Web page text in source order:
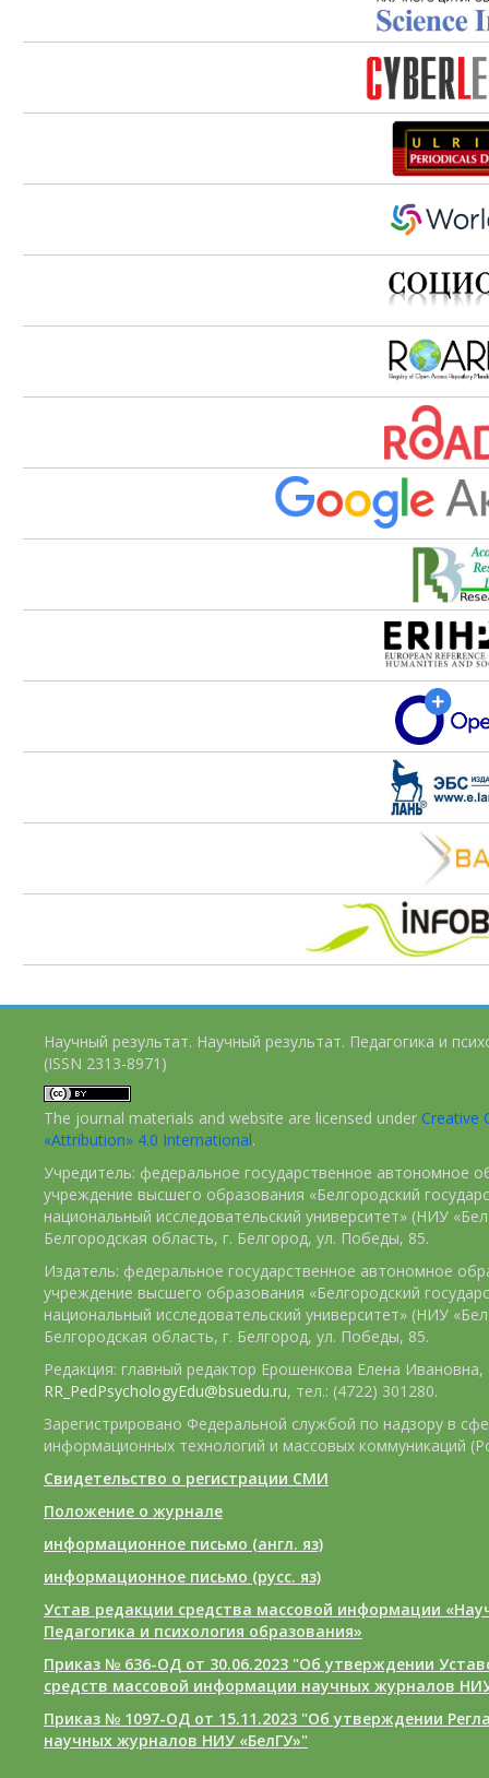
Научный результат. Научный результат. Педагогика и
(ISSN 2313-8971)
The journal materials and website are licensed under Creative
«Attribution» 4.0 International.
Учредитель: федеральное государственное автономное
учреждение высшего образования «Белгородский
национальный исследовательский университет» (НИУ
Белгородская область, г. Белгород, ул. Победы, 85.
Издатель: федеральное государственное автономное
учреждение высшего образования «Белгородский
национальный исследовательский университет» (НИУ
Белгородская область, г. Белгород, ул. Победы, 85.
Редакция: главный редактор Ерошенкова Елена Ивановна,
RR_PedPsychologyEdu@bsuedu.ru, тел.: (4722) 301280.
Зарегистрировано Федеральной службой по надзору в
информационных технологий и массовых коммуникаций
Свидетельство о регистрации СМИ
Положение о журнале
информационное письмо (англ. яз)
информационное письмо (русс. яз)
Устав редакции средства массовой информации
Педагогика и психология образования»
Приказ № 636-ОД от 30.06.2023 "Об утверждении
средств массовой информации научных журналов
Приказ № 1097-ОД от 15.11.2023 "Об утверждении
научных журналов НИУ «БелГУ»"